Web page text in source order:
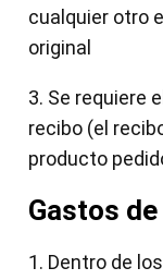
cualquier otro
original
3. Se requiere
recibo (el
producto
Gastos
1. Dentro de